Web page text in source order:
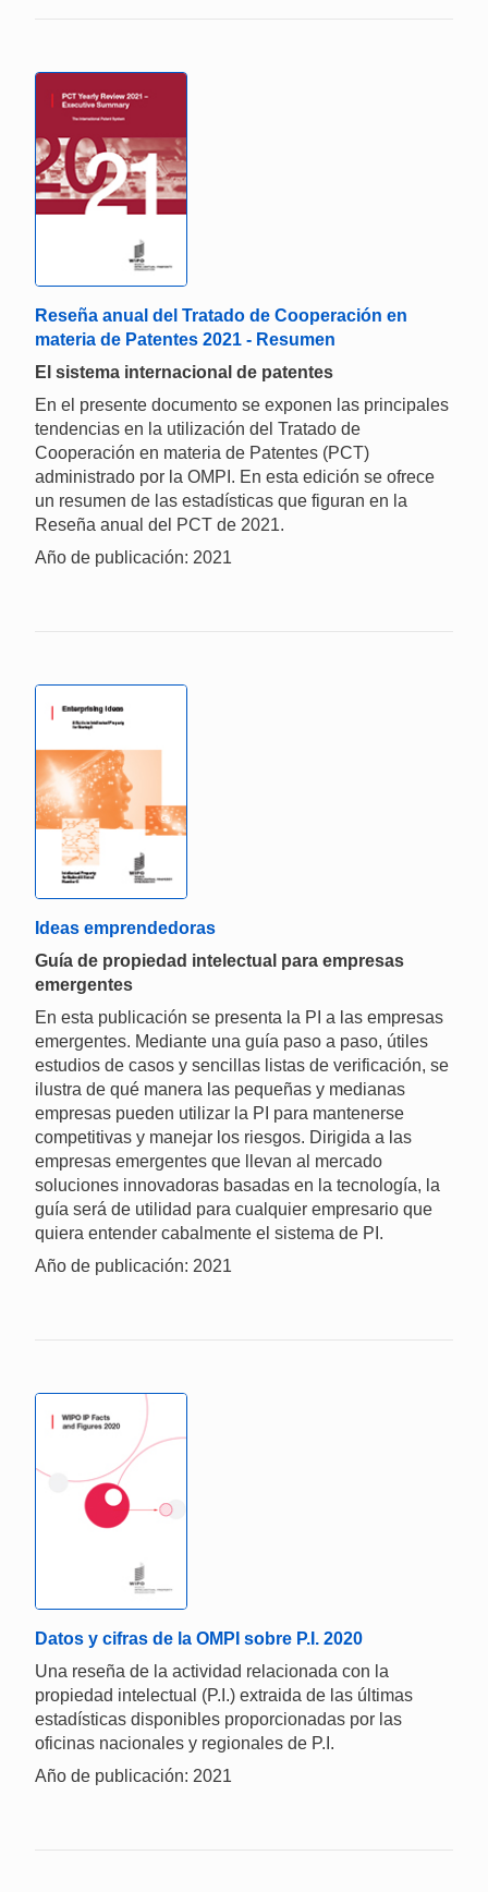
Reseña anual del Tratado de Cooperación en
materia de Patentes 2021 - Resumen
El sistema internacional de patentes
En el presente documento se exponen las principales
tendencias en la utilización del Tratado de
Cooperación en materia de Patentes (PCT)
administrado por la OMPI. En esta edición se ofrece
un resumen de las estadísticas que figuran en la
Reseña anual del PCT de 2021.
Año de publicación: 2021
Ideas emprendedoras
Guía de propiedad intelectual para empresas
emergentes
En esta publicación se presenta la PI a las empresas
emergentes. Mediante una guía paso a paso, útiles
estudios de casos y sencillas listas de verificación, se
ilustra de qué manera las pequeñas y medianas
empresas pueden utilizar la PI para mantenerse
competitivas y manejar los riesgos. Dirigida a las
empresas emergentes que llevan al mercado
soluciones innovadoras basadas en la tecnología, la
guía será de utilidad para cualquier empresario que
quiera entender cabalmente el sistema de PI.
Año de publicación: 2021
Datos y cifras de la OMPI sobre P.I. 2020
Una reseña de la actividad relacionada con la
propiedad intelectual (P.I.) extraida de las últimas
estadísticas disponibles proporcionadas por las
oficinas nacionales y regionales de P.I.
Año de publicación: 2021